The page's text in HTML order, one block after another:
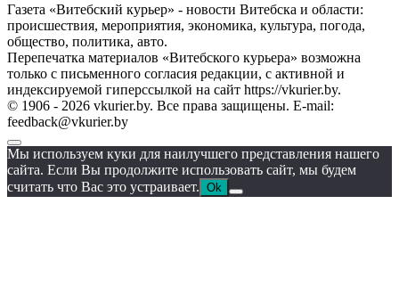
Газета «Витебский курьер» - новости Витебска и области:
происшествия, мероприятия, экономика, культура, погода,
общество, политика, авто.
Перепечатка материалов «Витебского курьера» возможна
только с письменного согласия редакции, с активной и
индексируемой гиперссылкой на сайт https://vkurier.by.
© 1906 - 2026 vkurier.by. Все права защищены. E-mail:
feedback@vkurier.by
Мы используем куки для наилучшего представления нашего
сайта. Если Вы продолжите использовать сайт, мы будем
считать что Вас это устраивает. Ok